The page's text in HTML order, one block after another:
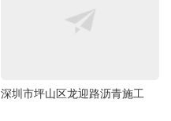
深圳市坪山区龙迎路沥青施工